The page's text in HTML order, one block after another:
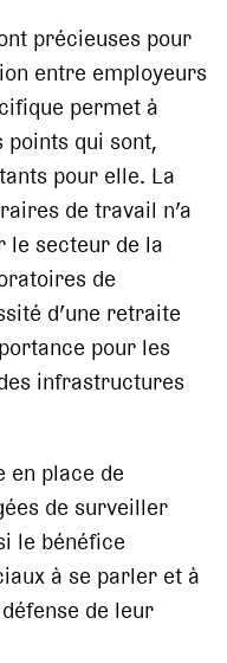
précieuses pour
entre employeurs
permet à
qui sont,
pour elle. La
de travail n’a
le secteur de la
de
d’une retraite
pour les
infrastructures
en place de
de surveiller
le bénéfice
à se parler et à
de leur